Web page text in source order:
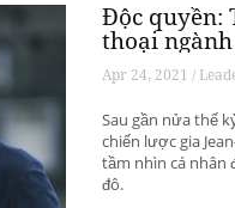
Độc quyền:
thoại
Biver
Apr 24, 2021 /
Sau gần nửa thế
chiến lược gia
tầm nhìn cá nhân
đô.